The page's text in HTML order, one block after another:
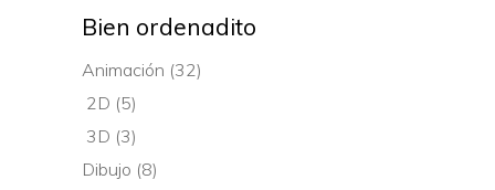
Bien ordenadito
Animación (32)
2D (5)
3D (3)
Dibujo (8)